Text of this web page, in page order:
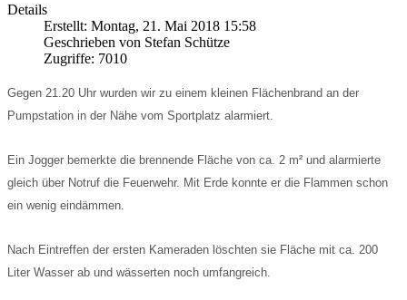
Details
Erstellt: Montag, 21. Mai 2018 15:58
Geschrieben von Stefan Schütze
Zugriffe: 7010
Gegen 21.20 Uhr wurden wir zu einem kleinen Flächenbrand an der
Pumpstation in der Nähe vom Sportplatz alarmiert.
Ein Jogger bemerkte die brennende Fläche von ca. 2 m² und alarmierte
gleich über Notruf die Feuerwehr. Mit Erde konnte er die Flammen schon
ein wenig eindämmen.
Nach Eintreffen der ersten Kameraden löschten sie Fläche mit ca. 200
Liter Wasser ab und wässerten noch umfangreich.